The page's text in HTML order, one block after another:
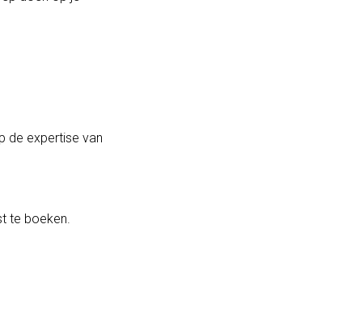
de expertise van
te boeken.